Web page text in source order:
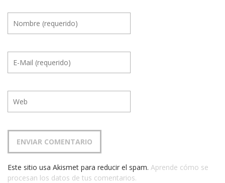
Este sitio usa Akismet para reducir el spam. Aprende cómo se
procesan los datos de tus comentarios.